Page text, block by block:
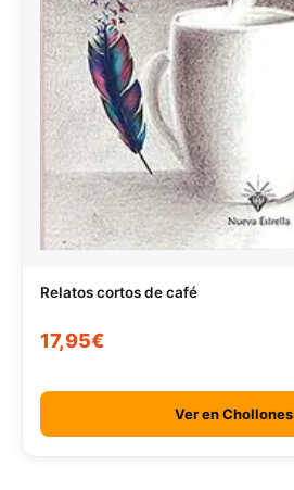
Relatos cortos de café
17,95€
Ver en Chollones